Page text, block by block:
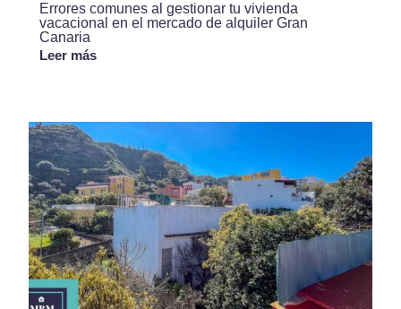
Errores comunes al gestionar tu vivienda
vacacional en el mercado de alquiler Gran
Canaria
Leer más